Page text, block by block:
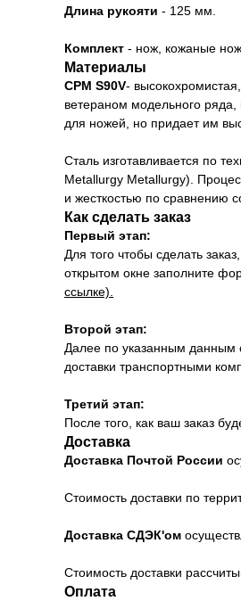
Длина рукояти - 125 мм.
Комплект - нож, кожаные
Материалы
CPM S90V-
ветераном модельного
для ножей, но придает им
Сталь изготавливается по
Metallurgy Metallurgy).
и жесткостью по сравнению
Как сделать заказ
Первый этап:
Для того чтобы сделать
открытом окне заполните
ссылке).
Второй этап:
Далее по указанным данным
доставки транспортными
Третий этап:
После того, как ваш заказ
Доставка
Доставка Почтой России
Стоимость доставки по
Доставка СДЭК'ом
Стоимость доставки
Оплата